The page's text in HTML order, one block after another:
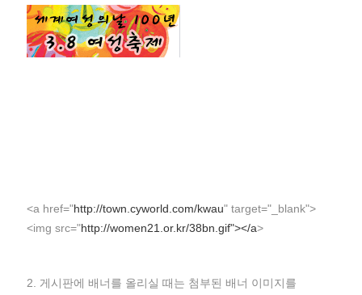
<a href="http://town.cyworld.com/kwau" target="_blank">
<img src="http://women21.or.kr/38bn.gif"></a>
2. 게시판에 배너를 올리실 때는 첨부된 배너 이미지를